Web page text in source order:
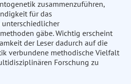
zusammenzuführen,
für das
gäbe. Wichtig erscheint
der Leser dadurch auf die
verbundene methodische Vielfalt
Forschung zu